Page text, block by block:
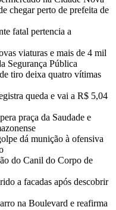
chegar perto de prefeita de
fatal pertencia a
viaturas e mais de 4 mil
Segurança Pública
tiro deixa quatro vítimas
queda e vai a R$ 5,04
praça da Saudade e
dá munição à ofensiva
do Canil do Corpo de
a facadas após descobrir
na Boulevard e reafirma